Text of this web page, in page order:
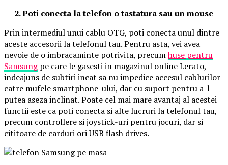
2. Poti conecta la telefon o tastatura sau un mouse
Prin intermediul unui cablu OTG, poti conecta unul dintre
aceste accesorii la telefonul tau. Pentru asta, vei avea
nevoie de o imbracaminte potrivita, precumhuse pentru
Samsungpe care le gasesti in magazinul online Lerato,
indeajuns de subtiri incat sa nu impedice accesul cablurilor
catre mufele smartphone-ului, dar cu suport pentru a-l
putea aseza inclinat. Poate cel mai mare avantaj al acestei
functii este ca poti conecta si alte lucruri la telefonul tau,
precum controllere si joystick-uri pentru jocuri, dar si
cititoare de carduri ori USB flash drives.